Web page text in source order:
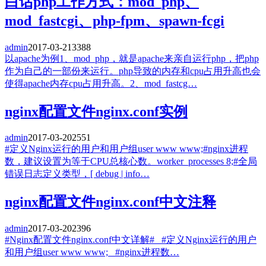
mod_fastcgi、php-fpm、spawn-fcgi
admin2017-03-213388
以apache为例1、mod_php，就是apache来亲自运行php，把php
作为自己的一部份来运行。php导致的内存和cpu占用升高也会
使得apache内存cpu占用升高。2、mod_fastcg…
nginx配置文件nginx.conf实例
admin2017-03-202551
#定义Nginx运行的用户和用户组user www www;#nginx进程
数，建议设置为等于CPU总核心数。worker_processes 8;#全局
错误日志定义类型，[ debug | info…
nginx配置文件nginx.conf中文注释
admin2017-03-202396
#Nginx配置文件nginx.conf中文详解# #定义Nginx运行的用户
和用户组user www www; #nginx进程数…